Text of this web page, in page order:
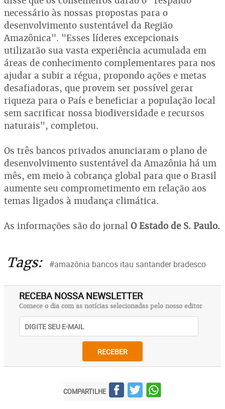
necessário às nossas propostas para o
desenvolvimento sustentável da Região
Amazônica". "Esses líderes excepcionais
utilizarão sua vasta experiência acumulada em
áreas de conhecimento complementares para nos
ajudar a subir a régua, propondo ações e metas
desafiadoras, que provem ser possível gerar
riqueza para o País e beneficiar a população local
sem sacrificar nossa biodiversidade e recursos
naturais", completou.
Os três bancos privados anunciaram o plano de
desenvolvimento sustentável da Amazônia há um
mês, em meio à cobrança global para que o Brasil
aumente seu comprometimento em relação aos
temas ligados à mudança climática.
As informações são do jornal O Estado de S. Paulo.
Tags: #amazônia bancos itau santander bradesco
RECEBA NOSSA NEWSLETTER
Comece o dia com as notícias selecionadas pelo nosso editor
RECEBER
COMPARTILHE